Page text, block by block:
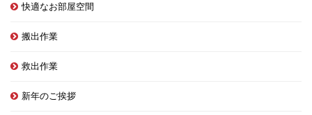
快適なお部屋空間
搬出作業
救出作業
新年のご挨拶